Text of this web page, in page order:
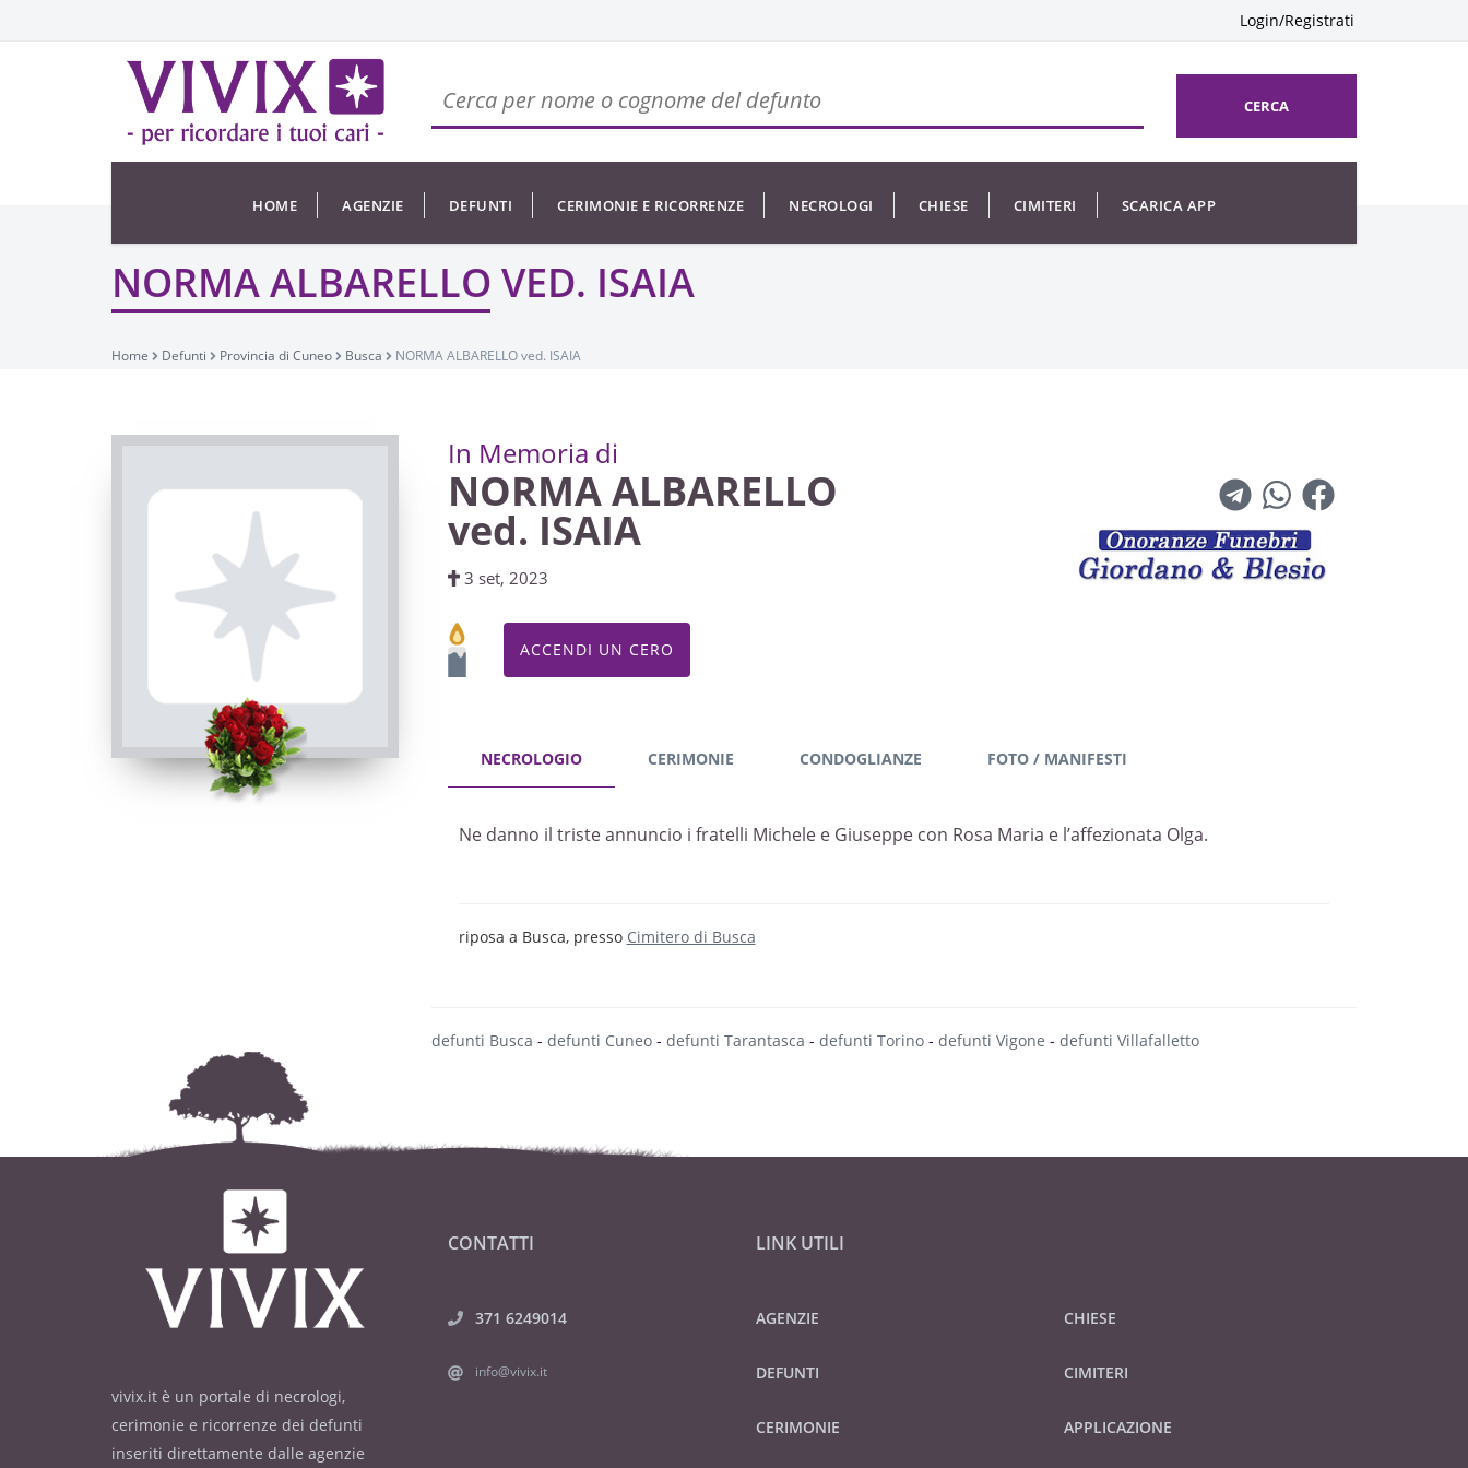
Login/Registrati
CERCA
HOME AGENZIE DEFUNTI CERIMONIE E RICORRENZE NECROLOGI CHIESE CIMITERI SCARICA APP
NORMA ALBARELLO VED. ISAIA
Home Defunti Provincia di Cuneo Busca NORMA ALBARELLO ved. ISAIA
In Memoria di
NORMA ALBARELLO
ved. ISAIA
3 set, 2023
ACCENDI UN CERO
NECROLOGIO CERIMONIE CONDOGLIANZE FOTO / MANIFESTI
Ne danno il triste annuncio i fratelli Michele e Giuseppe con Rosa Maria e l’affezionata Olga.
riposa a Busca, presso Cimitero di Busca
defunti Busca - defunti Cuneo- defunti Tarantasca - defunti Torino- defunti Vigone - defunti Villafalletto
vivix.it è un portale di necrologi,
cerimonie e ricorrenze dei defunti
inseriti direttamente dalle agenzie
CONTATTI
371 6249014
info@vivix.it
LINK UTILI
AGENZIE
DEFUNTI
CERIMONIE
CHIESE
CIMITERI
APPLICAZIONE